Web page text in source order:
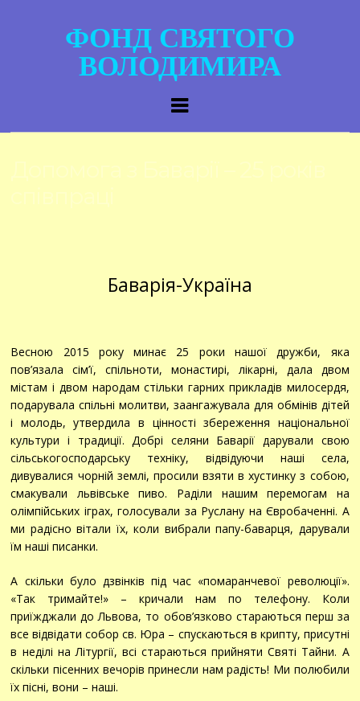
ФОНД СВЯТОГО
ВОЛОДИМИРА
Баварія-Україна
Весною 2015 року минає 25 роки нашої дружби, яка
пов’язала сім’ї, спільноти, монастирі, лікарні, дала двом
містам і двом народам стільки гарних прикладів милосердя,
подарувала спільні молитви, заангажувала для обмінів дітей
і молодь, утвердила в цінності збереження національної
культури і традиції. Добрі селяни Баварії дарували свою
сільськогосподарську техніку, відвідуючи наші села,
дивувалися чорній землі, просили взяти в хустинку з собою,
смакували львівське пиво. Раділи нашим перемогам на
олімпійських іграх, голосували за Руслану на Євробаченні. А
ми радісно вітали їх, коли вибрали папу-баварця, дарували
їм наші писанки.
А скільки було дзвінків під час «помаранчевої революції».
«Так тримайте!» – кричали нам по телефону. Коли
приїжджали до Львова, то обов’язково стараються перш за
все відвідати собор св. Юра – спускаються в крипту, присутні
в неділі на Літургії, всі стараються прийняти Святі Тайни. А
скільки пісенних вечорів принесли нам радість! Ми полюбили
їх пісні, вони – наші.